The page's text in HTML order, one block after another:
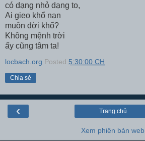
có dạng nhỏ dạng to,
Ai gieo khổ nạn
muôn đời khổ?
Không mệnh trời
ấy cũng tâm ta!
locbach.org Posted 5:30:00 CH
Chia sẻ
‹ Trang chủ
Xem phiên bản web